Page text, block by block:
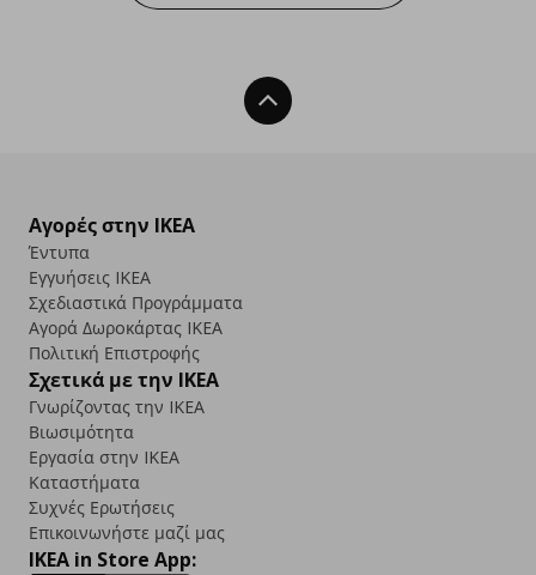
Back To Top
Αγορές στην IKEA
Έντυπα
Εγγυήσεις IKEA
Σχεδιαστικά Προγράμματα
Αγορά Δωρoκάρτας IKEA
Πολιτική Επιστροφής
Σχετικά με την IKEA
Γνωρίζοντας την IKEA
Βιωσιμότητα
Εργασία στην IKEA
Καταστήματα
Συχνές Ερωτήσεις
Επικοινωνήστε μαζί μας
IKEA in Store App: